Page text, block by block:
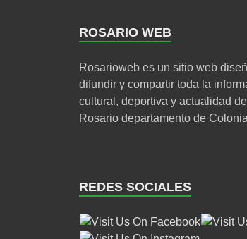
ROSARIO WEB
Rosarioweb es un sitio web
difundir y compartir toda la
cultural, deportiva y actualidad
Rosario departamento de
REDES SOCIALES